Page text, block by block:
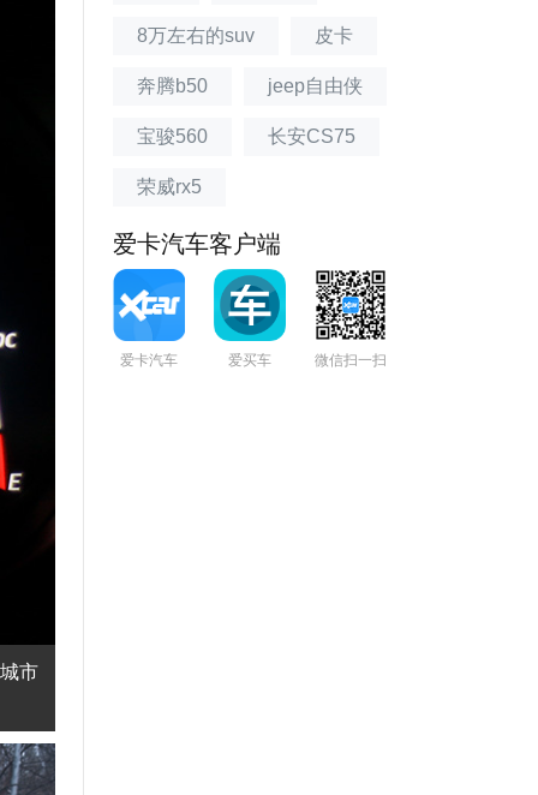
市
8万左右的suv 皮卡
奔腾b50 jeep自由侠
宝骏560 长安CS75
荣威rx5
爱卡汽车客户端
爱卡汽车 爱买车 微信扫一扫